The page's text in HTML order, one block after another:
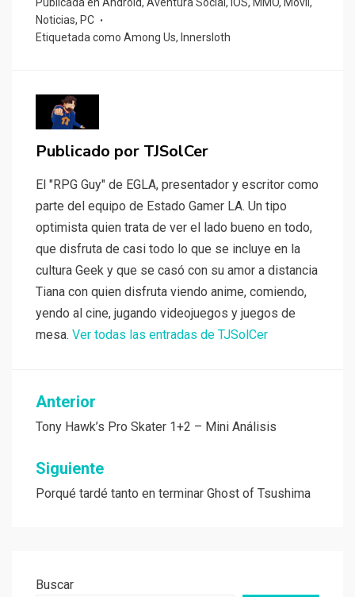
Publicada en Android, Aventura Social, iOS, MMO, Móvil ,
Noticias, PC
Etiquetada como Among Us, Innersloth
Publicado por TJSolCer
El "RPG Guy" de EGLA, presentador y escritor como
parte del equipo de Estado Gamer LA. Un tipo
optimista quien trata de ver el lado bueno en todo,
que disfruta de casi todo lo que se incluye en la
cultura Geek y que se casó con su amor a distancia
Tiana con quien disfruta viendo anime, comiendo,
yendo al cine, jugando videojuegos y juegos de
mesa. Ver todas las entradas de TJSolCer
Navegación
de
entradas
Anterior
Tony Hawk’s Pro Skater 1+2 – Mini Análisis
Siguiente
Porqué tardé tanto en terminar Ghost of Tsushima
Buscar